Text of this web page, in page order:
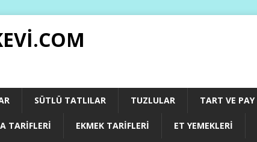
SÜTLÜ TATLILAR TUZLULAR TART VE
TARIFLERI EKMEK TARIFLERI ET YEMEKLERI